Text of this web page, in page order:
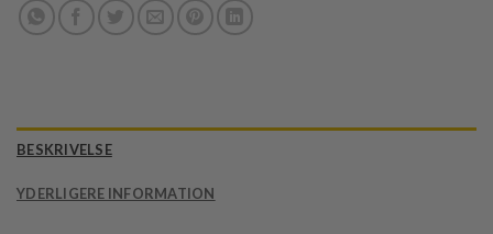
BESKRIVELSE
YDERLIGERE INFORMATION